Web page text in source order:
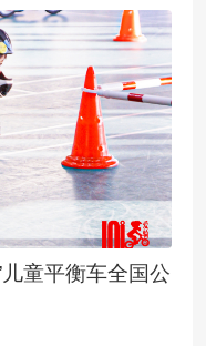
童平衡车全国公